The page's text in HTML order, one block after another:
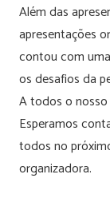
Além das
apresentações
contou com
os desafios da
A todos o
Esperamos
todos no
organizadora.